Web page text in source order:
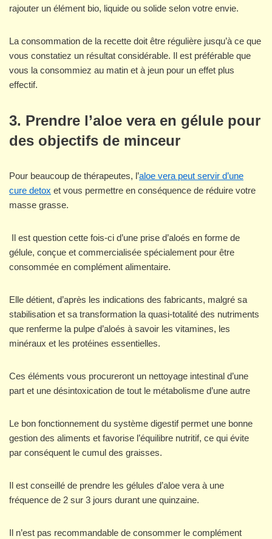
rajouter un élément bio, liquide ou solide selon votre envie.
La consommation de la recette doit être régulière jusqu’à ce que
vous constatiez un résultat considérable. Il est préférable que
vous la consommiez au matin et à jeun pour un effet plus
effectif.
3. Prendre l’aloe vera en gélule pour
des objectifs de minceur
Pour beaucoup de thérapeutes, l’aloe vera peut servir d’une
cure detox et vous permettre en conséquence de réduire votre
masse grasse.
Il est question cette fois-ci d’une prise d’aloés en forme de
gélule, conçue et commercialisée spécialement pour être
consommée en complément alimentaire.
Elle détient, d’après les indications des fabricants, malgré sa
stabilisation et sa transformation la quasi-totalité des nutriments
que renferme la pulpe d’aloés à savoir les vitamines, les
minéraux et les protéines essentielles.
Ces éléments vous procureront un nettoyage intestinal d’une
part et une désintoxication de tout le métabolisme d’une autre
Le bon fonctionnement du système digestif permet une bonne
gestion des aliments et favorise l’équilibre nutritif, ce qui évite
par conséquent le cumul des graisses.
Il est conseillé de prendre les gélules d’aloe vera à une
fréquence de 2 sur 3 jours durant une quinzaine.
Il n’est pas recommandable de consommer le complément